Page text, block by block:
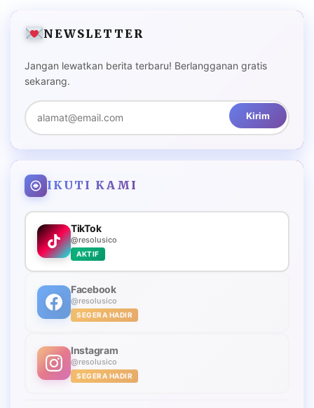
NEWSLETTER
Jangan lewatkan berita terbaru! Berlangganan gratis
sekarang.
Kirim
IKUTI KAMI
TikTok
@resolusico
AKTIF
Facebook
@resolusico
SEGERA HADIR
Instagram
@resolusico
SEGERA HADIR